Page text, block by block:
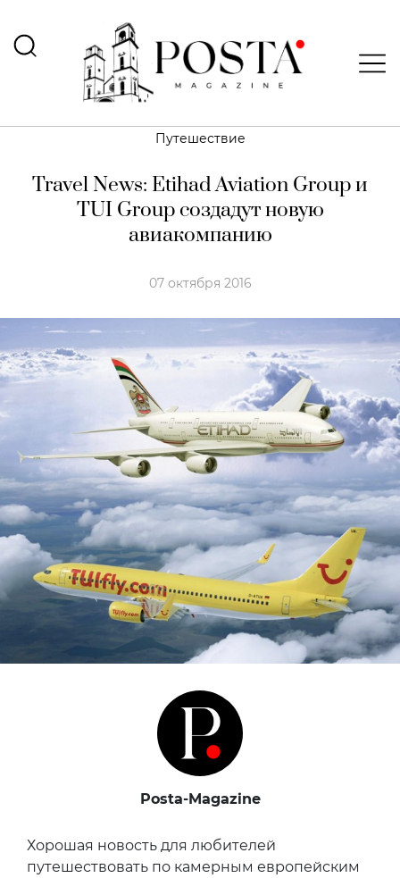
Путешествие
Travel News: Etihad Aviation Group и
TUI Group создадут новую
авиакомпанию
07 октября 2016
Posta-Magazine
Хорошая новость для любителей
путешествовать по камерным европейским